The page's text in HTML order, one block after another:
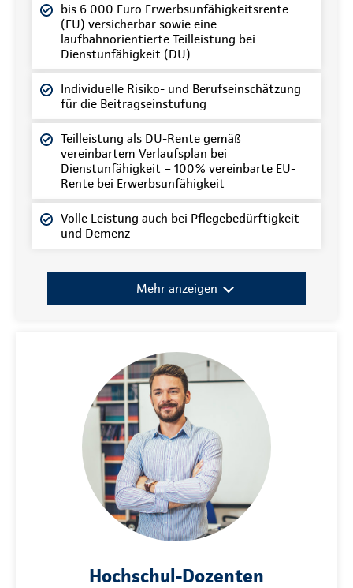
bis 6.000 Euro Erwerbsunfähigkeitsrente
(EU) versicherbar sowie eine
laufbahnorientierte Teilleistung bei
Dienstunfähigkeit (DU)
Individuelle Risiko- und Berufseinschätzung
für die Beitragseinstufung
Teilleistung als DU-Rente gemäß
vereinbartem Verlaufsplan bei
Dienstunfähigkeit – 100% vereinbarte EU-
Rente bei Erwerbsunfähigkeit
Volle Leistung auch bei Pflegebedürftigkeit
und Demenz
Mehr anzeigen
Hochschul-Dozenten